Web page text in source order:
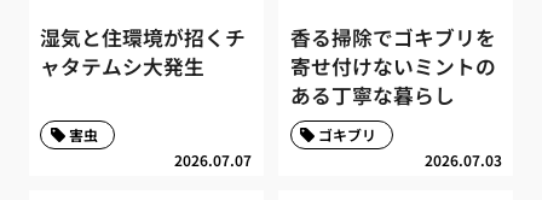
湿気と住環境が招くチ
ャタテムシ大発生
2026.07.07
害虫
香る掃除でゴキブリを
寄せ付けないミントの
ある丁寧な暮らし
2026.07.03
ゴキブリ